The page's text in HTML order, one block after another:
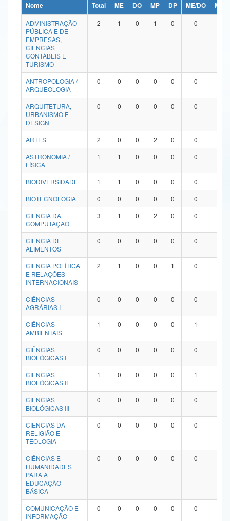
Ministério da Ciência, Tecnologia, Inovações e Comunicações
Ministério do Meio Ambiente
Ministério do Turismo
Ministério do Desenvolvimento Regional
Controladoria-Geral da União
Ministério da Mulher, da Família e dos Direitos Humanos
Secretaria de Governo
Advocacia-Geral da União
Banco Central do Brasil
Nome Total ME DO MP DP ME/DO
MP/
ADMINISTRAÇÃO
PÚBLICA E DE
EMPRESAS,
CIÊNCIAS
CONTÁBEIS E
TURISMO
2 1 0 1 0 0
ANTROPOLOGIA /
ARQUEOLOGIA
0 0 0 0 0 0
ARQUITETURA,
URBANISMO E
DESIGN
0 0 0 0 0 0
ARTES 2 0 0 2 0 0
ASTRONOMIA /
FÍSICA
1 1 0 0 0 0
BIODIVERSIDADE 1 1 0 0 0 0
BIOTECNOLOGIA
0 0 0 0 0 0
CIÊNCIA DA
COMPUTAÇÃO
3 1 0 2 0 0
CIÊNCIA DE
ALIMENTOS
0 0 0 0 0 0
CIÊNCIA POLÍTICA
E RELAÇÕES
INTERNACIONAIS
2 1 0 0 1 0
CIÊNCIAS
AGRÁRIAS I
0 0 0 0 0 0
CIÊNCIAS
AMBIENTAIS
1 0 0 0 0 1
CIÊNCIAS
BIOLÓGICAS I
0 0 0 0 0 0
CIÊNCIAS
BIOLÓGICAS II
1 0 0 0 0 1
CIÊNCIAS
BIOLÓGICAS III
0 0 0 0 0 0
CIÊNCIAS DA
RELIGIÃO E
TEOLOGIA
0 0 0 0 0 0
CIÊNCIAS E
HUMANIDADES
PARA A
EDUCAÇÃO
BÁSICA
0 0 0 0 0 0
COMUNICAÇÃO E
INFORMAÇÃO
0 0 0 0 0 0